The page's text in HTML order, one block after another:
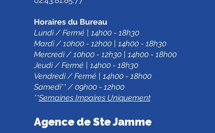
Horaires du Bureau
Lundi / Fermé | 14h00 - 18h30
Mardi / 10h00 - 12h00 | 14h00 - 18h30
Mercredi / 10h00 - 12h30 | 14h00 - 18h00
Jeudi / Fermé | 14h00 - 18h30
Vendredi / Fermé | 14h00 - 18h00
Samedi** / 09h00 - 12h00
**Semaines Impaires Uniquement
Agence de Ste Jamme